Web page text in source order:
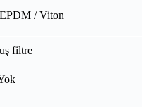
/ Viton
filtre